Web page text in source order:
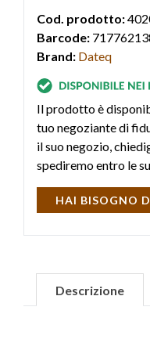
Cod. prodotto:
Barcode:
Brand: Dateq
Il prodotto è
tuo negoziante di
il suo negozio,
spediremo entro le
HAI BISOGNO
Descrizione